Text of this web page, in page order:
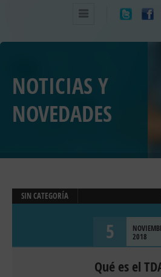
NOTICIAS Y
NOVEDADES
SIN CATEGORÍA
5
2018
Qué es el